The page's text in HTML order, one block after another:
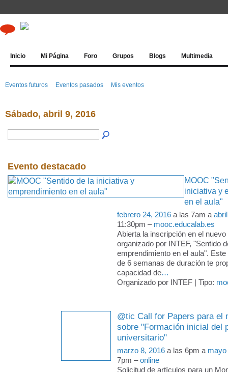
Inicio Mi Página Foro Grupos Blogs Multimedia
Eventos futuros Eventos pasados Mis eventos
Sábado, abril 9, 2016
Evento destacado
MOOC
iniciativa y
en el aula"
febrero 24, 2016 a las 7am a
11:30pm – mooc.educalab.es
Abierta la inscripción en el
organizado por INTEF, "Sentido
emprendimiento en el aula".
de 6 semanas de duración te
capacidad de…
Organizado por INTEF | Tipo:
@tic Call for Papers para el
sobre "Formación inicial del
universitario"
marzo 8, 2016 a las 6pm a mayo
7pm –online
Solicitud de artículos para un